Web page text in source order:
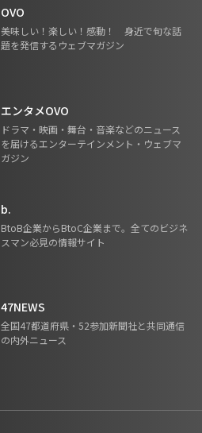
OVO
美味しい！楽しい！感動！ 身近で旬な話
題を発信するウェブマガジン
エンタメOVO
ドラマ・映画・舞台・音楽などのニュース
を届けるエンターテインメント・ウェブマ
ガジン
b.
BtoB企業からBtoC企業まで。全てのビジネ
スマン必見の情報サイト
47NEWS
全国47都道府県・52参加新聞社と共同通信
の内外ニュース